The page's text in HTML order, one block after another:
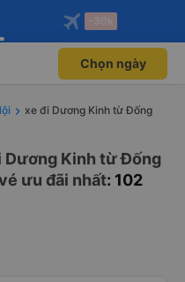
độc
Mở app
máy bay qua
Mở app
-30k
Chọn ngày
xe đi Dương Kinh từ Đống
Dương Kinh từ Đống
ưu đãi nhất: 102